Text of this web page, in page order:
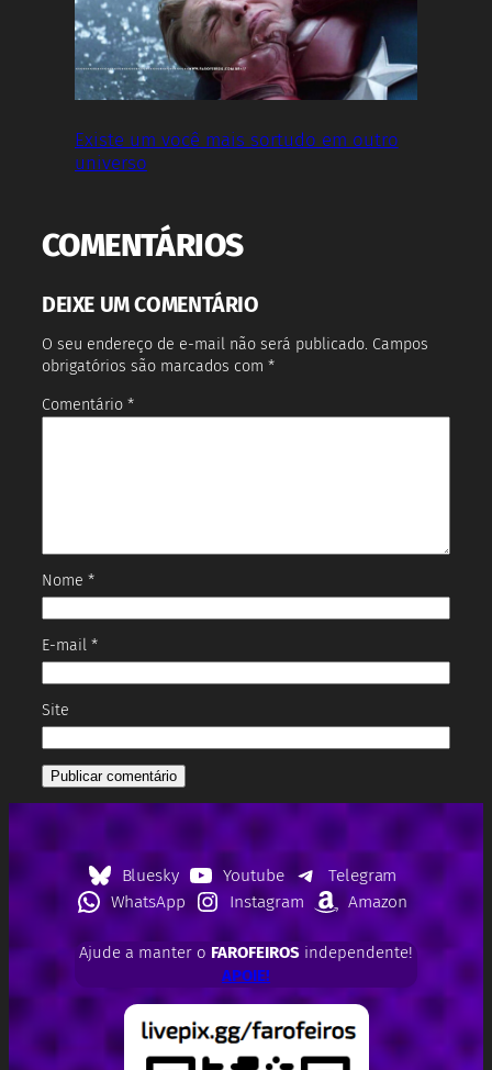
Existe um você mais sortudo em outro
universo
COMENTÁRIOS
DEIXE UM COMENTÁRIO
O seu endereço de e-mail não será publicado. Campos
obrigatórios são marcados com *
Comentário *
Nome *
E-mail *
Site
Bluesky Youtube
Telegram
WhatsApp
Instagram Amazon
Ajude a manter o FAROFEIROSindependente!
APOIE!